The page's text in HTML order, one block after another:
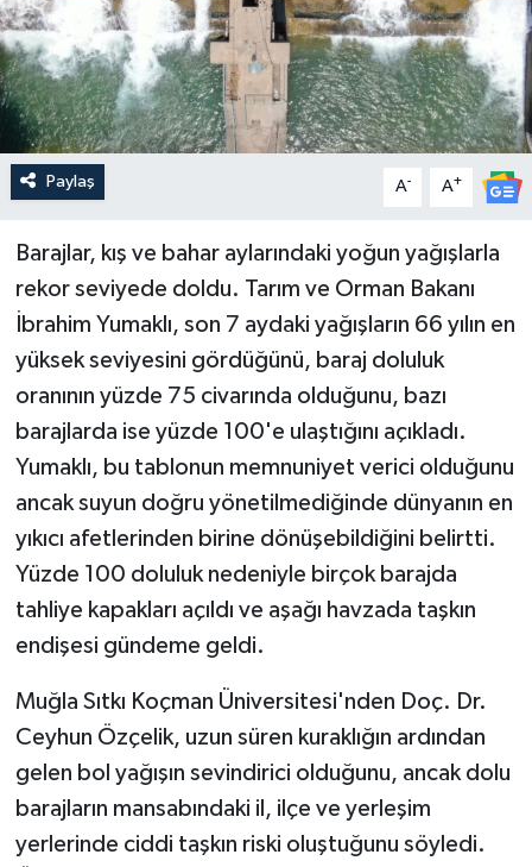
Paylaş A- A+
Barajlar, kış ve bahar aylarındaki yoğun yağışlarla
rekor seviyede doldu. Tarım ve Orman Bakanı
İbrahim Yumaklı, son 7 aydaki yağışların 66 yılın en
yüksek seviyesini gördüğünü, baraj doluluk
oranının yüzde 75 civarında olduğunu, bazı
barajlarda ise yüzde 100'e ulaştığını açıkladı.
Yumaklı, bu tablonun memnuniyet verici olduğunu
ancak suyun doğru yönetilmediğinde dünyanın en
yıkıcı afetlerinden birine dönüşebildiğini belirtti.
Yüzde 100 doluluk nedeniyle birçok barajda
tahliye kapakları açıldı ve aşağı havzada taşkın
endişesi gündeme geldi.
Muğla Sıtkı Koçman Üniversitesi'nden Doç. Dr.
Ceyhun Özçelik, uzun süren kuraklığın ardından
gelen bol yağışın sevindirici olduğunu, ancak dolu
barajların mansabındaki il, ilçe ve yerleşim
yerlerinde ciddi taşkın riski oluştuğunu söyledi.